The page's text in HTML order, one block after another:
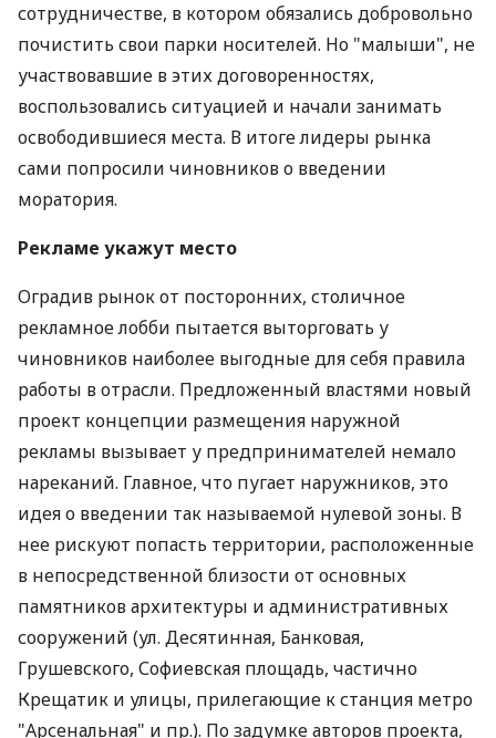
сотрудничестве, в котором обязались добровольно
почистить свои парки носителей. Но "малыши", не
участвовавшие в этих договоренностях,
воспользовались ситуацией и начали занимать
освободившиеся места. В итоге лидеры рынка
сами попросили чиновников о введении
моратория.
Рекламе укажут место
Оградив рынок от посторонних, столичное
рекламное лобби пытается выторговать у
чиновников наиболее выгодные для себя правила
работы в отрасли. Предложенный властями новый
проект концепции размещения наружной
рекламы вызывает у предпринимателей немало
нареканий. Главное, что пугает наружников, это
идея о введении так называемой нулевой зоны. В
нее рискуют попасть территории, расположенные
в непосредственной близости от основных
памятников архитектуры и административных
сооружений (ул. Десятинная, Банковая,
Грушевского, Софиевская площадь, частично
Крещатик и улицы, прилегающие к станция метро
"Арсенальная" и пр.). По задумке авторов проекта,